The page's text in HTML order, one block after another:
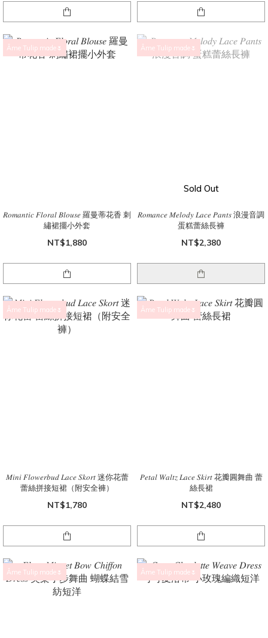
Âme Tulip made🌷
𝑅𝑜𝑚𝑎𝑛𝑡𝑖𝑐 𝐹𝑙𝑜𝑟𝑎𝑙 𝐵𝑙𝑜𝑢𝑠𝑒 羅曼蒂花香 刺
繡裙擺小外套
NT$1,880
Âme Tulip made🌷
Sold Out
𝑅𝑜𝑚𝑎𝑛𝑐𝑒 𝑀𝑒𝑙𝑜𝑑𝑦 𝐿𝑎𝑐𝑒 𝑃𝑎𝑛𝑡𝑠 浪漫音調
蛋糕蕾絲長褲
NT$2,380
Âme Tulip made🌷
𝑀𝑖𝑛𝑖 𝐹𝑙𝑜𝑤𝑒𝑟𝑏𝑢𝑑 𝐿𝑎𝑐𝑒 𝑆𝑘𝑜𝑟𝑡 迷你花蕾
蕾絲拼接短裙（附安全褲）
NT$1,780
Âme Tulip made🌷
𝑃𝑒𝑡𝑎𝑙 𝑊𝑎𝑙𝑡𝑧 𝐿𝑎𝑐𝑒 𝑆𝑘𝑖𝑟𝑡 花瓣圓舞曲 蕾
絲長裙
NT$2,480
Âme Tulip made🌷 Âme Tulip made🌷